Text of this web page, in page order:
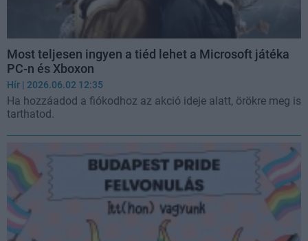
Most teljesen ingyen a tiéd lehet a Microsoft játéka
PC-n és Xboxon
Hír | 2026.06.02 12:35
Ha hozzáadod a fiókodhoz az akció ideje alatt, örökre meg is
tarthatod.